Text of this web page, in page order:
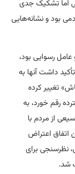
اما تشکیک جدی
بود و نشانه‌هایی
رسوایی بود،
داشت آنها به
تغییر کرده
رقم خورد، به
از مردم با
اتفاق اعتراض
نظرسنجی برای
شد.